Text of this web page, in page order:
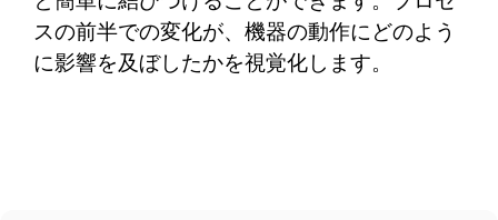
スの前半での変化が、機器の動作にどのよう
に影響を及ぼしたかを視覚化します。